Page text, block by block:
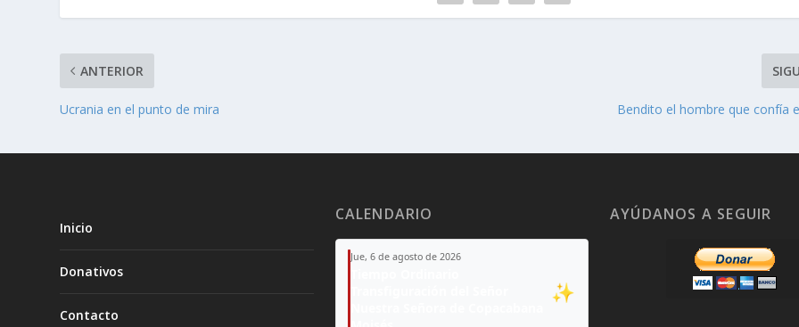
ANTERIOR
Ucrania en el punto de mira Bendito el hombre que confía
Inicio
Donativos
Contacto
CALENDARIO
Jue, 6 de agosto de 2026
✨
AYÚDANOS A SEGUIR